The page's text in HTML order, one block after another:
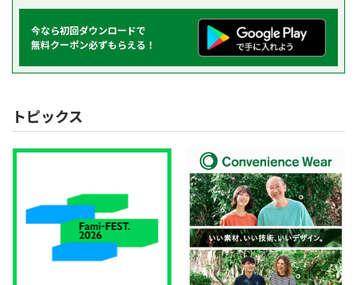
今なら初回ダウンロードで
無料クーポン必ずもらえる！
トピックス